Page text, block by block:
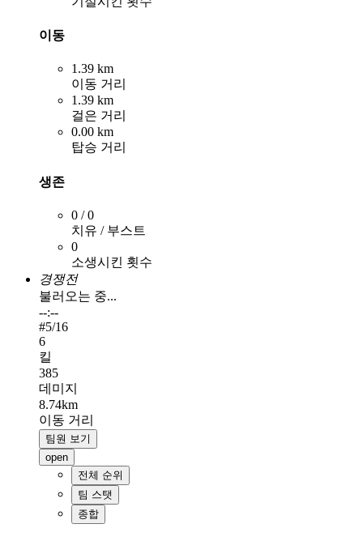
이동
1.39 km
이동 거리
1.39 km
걸은 거리
0.00 km
탑승 거리
생존
0 / 0
치유 / 부스트
0
소생시킨 횟수
경쟁전
불러오는 중...
--:--
#5/16
6
킬
385
데미지
8.74km
이동 거리
팀원 보기
open
전체 순위
팀 스탯
종합